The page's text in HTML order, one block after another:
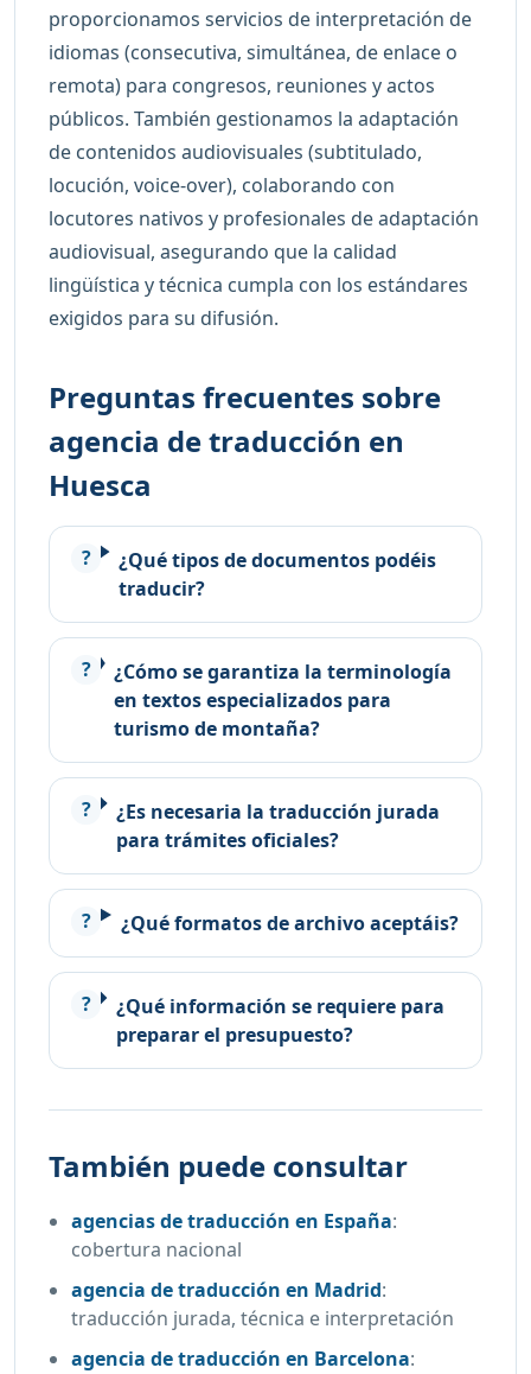
proporcionamos servicios de interpretación de
idiomas (consecutiva, simultánea, de enlace o
remota) para congresos, reuniones y actos
públicos. También gestionamos la adaptación
de contenidos audiovisuales (subtitulado,
locución, voice-over), colaborando con
locutores nativos y profesionales de adaptación
audiovisual, asegurando que la calidad
lingüística y técnica cumpla con los estándares
exigidos para su difusión.
Preguntas frecuentes sobre
agencia de traducción en
Huesca
¿Qué tipos de documentos podéis
traducir?
¿Cómo se garantiza la terminología
en textos especializados para
turismo de montaña?
¿Es necesaria la traducción jurada
para trámites oficiales?
¿Qué formatos de archivo aceptáis?
¿Qué información se requiere para
preparar el presupuesto?
También puede consultar
agencias de traducción en España:
cobertura nacional
agencia de traducción en Madrid:
traducción jurada, técnica e interpretación
agencia de traducción en Barcelona: